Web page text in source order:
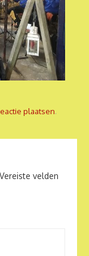
plaatsen.
Vereiste velden